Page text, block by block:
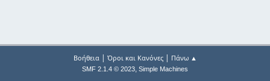
Βοήθεια| Όροι και Κανόνες| Πάνω ▲
SMF 2.1.4 © 2023, Simple Machines